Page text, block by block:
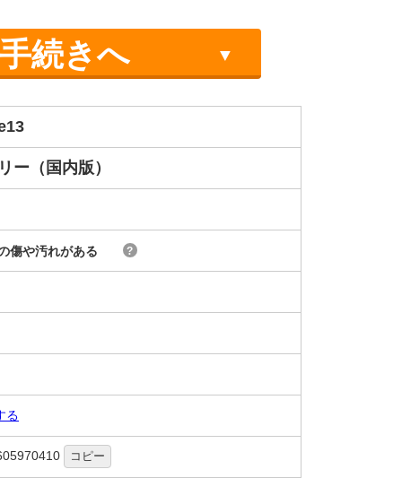
続きへ
ー（国内版）
傷や汚れがある ?
る
コピー